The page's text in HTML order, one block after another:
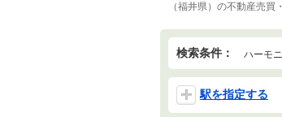
（福井県）の不動産売
検索条件： ハーモ
駅を指定する